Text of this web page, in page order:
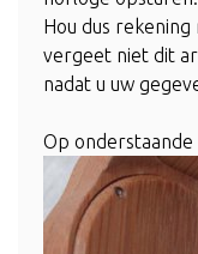
Hou dus
vergeet niet dit
nadat u uw
Op